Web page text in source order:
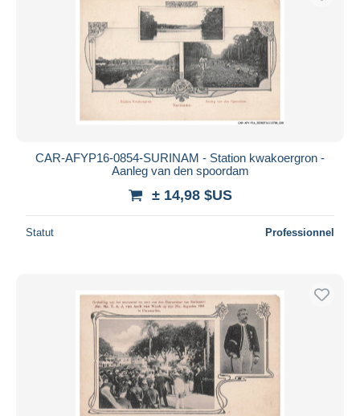
CAR-AFYP16-0854-SURINAM - Station kwakoergron -
Aanleg van den spoordam
± 14,98 $US
Statut Professionnel